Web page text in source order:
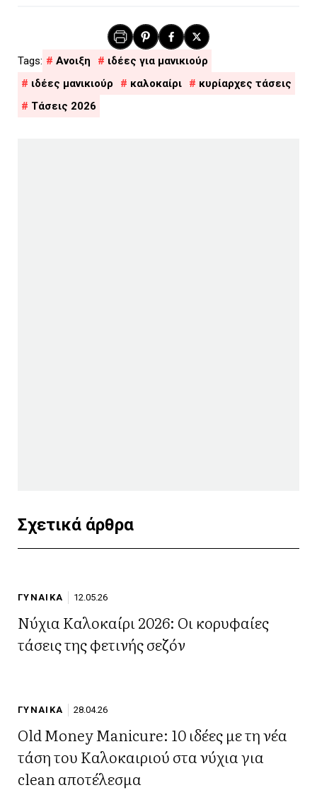
Ανοιξη
ιδέες για μανικιούρ
ιδέες μανικιούρ
καλοκαίρι
κυρίαρχες τάσεις
Τάσεις 2026
Σχετικά άρθρα
ΓΥΝΑΙΚΑ 12.05.26
Νύχια Καλοκαίρι 2026: Οι κορυφαίες
τάσεις της φετινής σεζόν
ΓΥΝΑΙΚΑ 28.04.26
Old Money Manicure: 10 ιδέες με τη νέα
τάση του Καλοκαιριού στα νύχια για
clean αποτέλεσμα